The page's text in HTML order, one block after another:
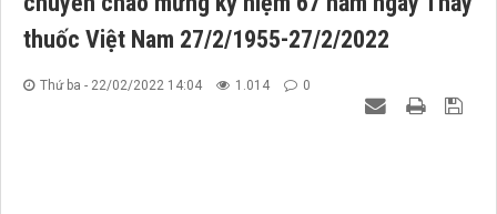
thuốc Việt Nam 27/2/1955-27/2/2022
Thứ ba - 22/02/2022 14:04 1.014 0